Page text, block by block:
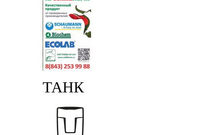
ТАНК